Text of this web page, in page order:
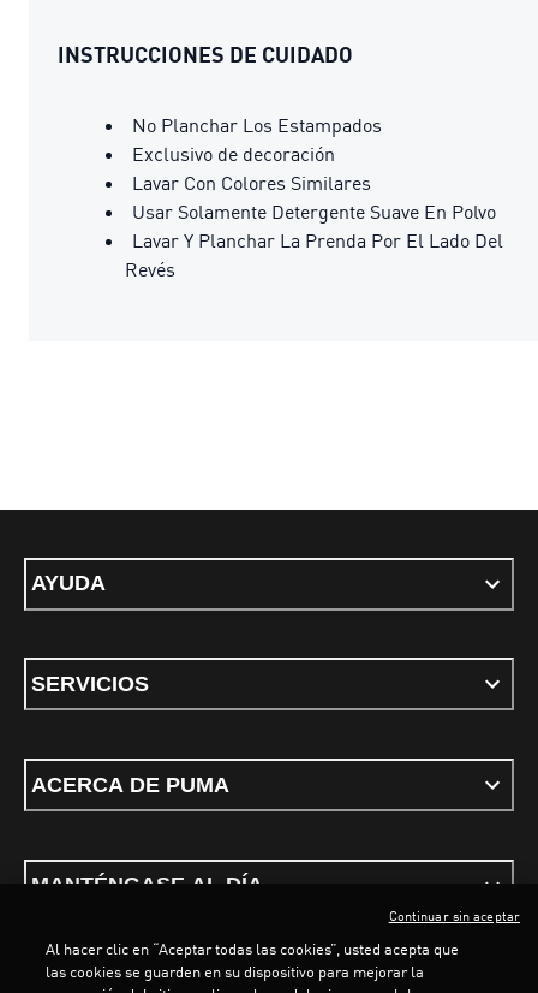
INSTRUCCIONES DE CUIDADO
No Planchar Los Estampados
Exclusivo de decoración
Lavar Con Colores Similares
Usar Solamente Detergente Suave En Polvo
Lavar Y Planchar La Prenda Por El Lado Del
Revés
AYUDA
SERVICIOS
ACERCA DE PUMA
MANTÉNGASE AL DÍA
Al hacer clic en “Aceptar todas las cookies”, usted acepta que
las cookies se guarden en su dispositivo para mejorar la
Continuar sin aceptar